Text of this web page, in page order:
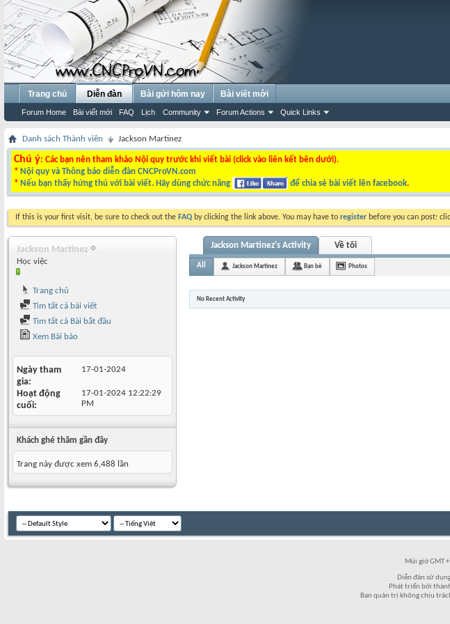
Trang chủ Diễn đàn
Forum Home Bài viết mới FAQ Lịch Community Forum Actions Quick Links
Bài gửi hôm nay Bài viết mới
Danh sách Thành viên Jackson Martinez
Chú ý: Các bạn nên tham khảo Nội quy trước khi viết bài (click vào liên kết bên dưới).
* Nội quy và Thông báo diễn đàn CNCProVN.com
* Nếu bạn thấy hứng thú với bài viết. Hãy dùng chức năng để chia sẻ bài viết lên facebook.
If this is your first visit, be sure to check out the FAQ by clicking the link above. You may have to register before you can post:
Jackson Martinez
Học việc
Trang chủ
Tìm tất cả bài viết
Tìm tất cả Bài bắt đầu
Xem Bài báo
Ngày tham
gia
17-01-2024
Hoạt động
cuối
17-01-2024 12:22:29
PM
Khách ghé thăm gần đây
Trang này được xem 6,488 lần
Jackson Martinez's Activity Về tôi
All Jackson Martinez Bạn bè Photos
No Recent Activity
Múi giờ GMT
Diễn đàn sử
Phát triển bởi
Ban quản trị không chịu